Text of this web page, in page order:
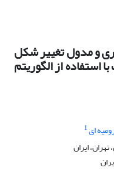
و مدول تغییر شکل
از الگوریتم
ای1
ایران